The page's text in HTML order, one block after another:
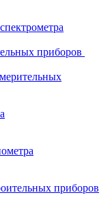
приборов
приборов